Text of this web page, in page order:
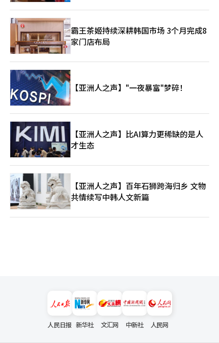
霸王茶姬持续深耕韩国市场 3个月完成8
家门店布局
【亚洲人之声】"一夜暴富"梦碎！
【亚洲人之声】比AI算力更稀缺的是人
才生态
【亚洲人之声】百年石狮跨海归乡 文物
共情续写中韩人文新篇
人民日报 新华社 文汇网 中新社 人民网